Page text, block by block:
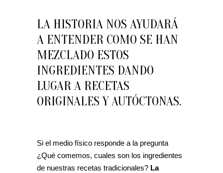
LA HISTORIA NOS AYUDARÁ
A ENTENDER COMO SE HAN
MEZCLADO ESTOS
INGREDIENTES DANDO
LUGAR A RECETAS
ORIGINALES Y AUTÓCTONAS.
Si el medio físico responde a la pregunta
¿Qué comemos, cuales son los ingredientes
de nuestras recetas tradicionales? La